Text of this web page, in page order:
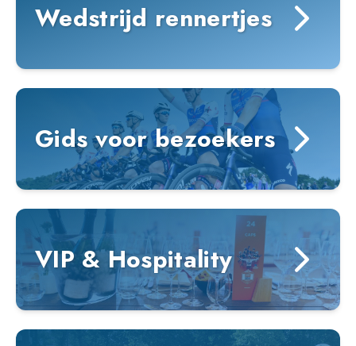
Wedstrijd rennertjes
Gids voor bezoekers
VIP & Hospitality